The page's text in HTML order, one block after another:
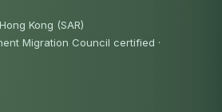
Kong (SAR)
Migration Council certified ·